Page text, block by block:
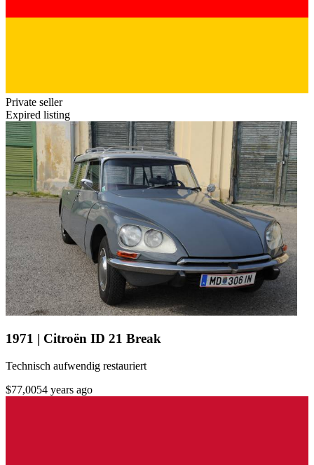
Private seller
Expired listing
1971 | Citroën ID 21 Break
Technisch aufwendig restauriert
$77,0054 years ago